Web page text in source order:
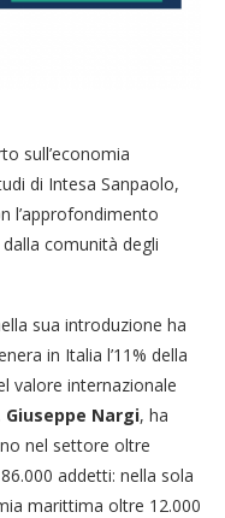
sull’economia
di Intesa Sanpaolo,
l’approfondimento
comunità degli
sua introduzione ha
in Italia l’11% della
valore internazionale
Giuseppe Nargi, ha
nel settore oltre
addetti: nella sola
marittima oltre 12.000